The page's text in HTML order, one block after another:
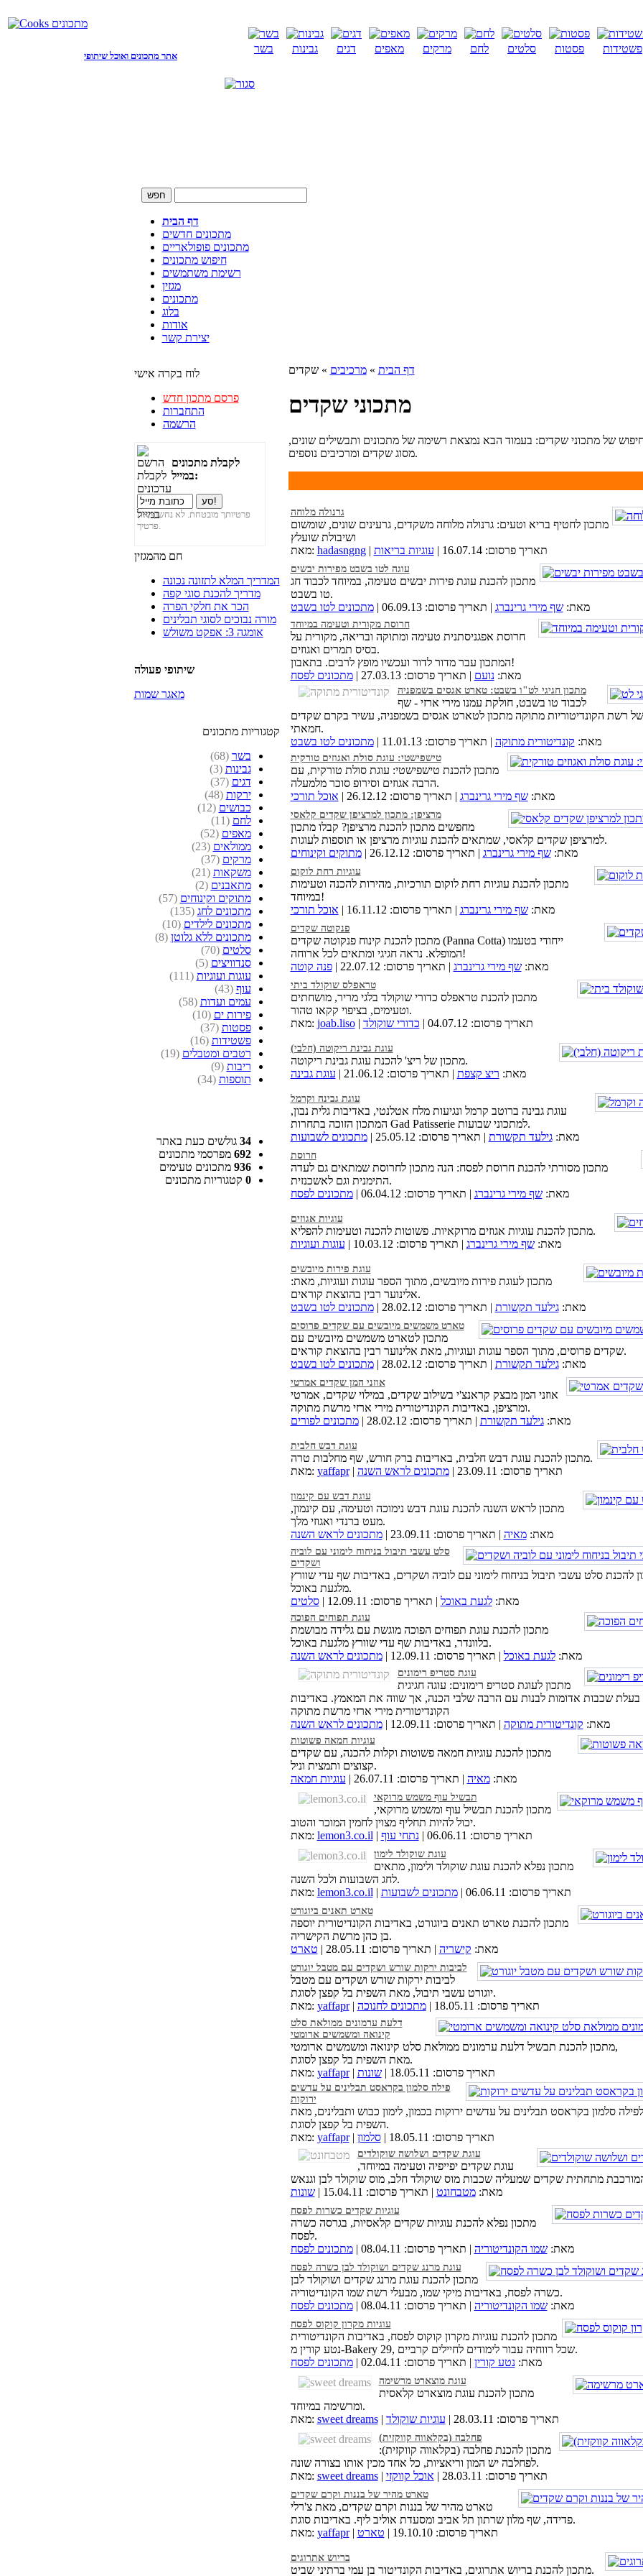
אתר מתכונים ואוכל שיתופי
בשר גבינות דגים מאפים מרקים לחם סלטים פסטות פשטידות
דף הבית
מתכונים חדשים
מתכונים פופולאריים
חיפוש מתכונים
רשימת משתמשים
מגזין
מתכונים
בלוג
אודות
יצירת קשר
לוח בקרה אישי
פרסם מתכון חדש
התחברות
הרשמה
לקבלת מתכונים
במייל:
פרטיותך מובטחת. לא נחשוף את
פרטיך.
חם מהמגזין
המדריך המלא לתזונה נכונה
מדריך להכנת סוגי קפה
הכר את חלקי הפרה
מורה נבוכים לסוגי תבלינים
אומגה 3: אפקט משולש
שיתופי פעולה
מאגר שמות
קטגוריות מתכונים
בשר (68)
גבינות (3)
דגים (37)
ירקות (48)
כבושים (12)
לחם (11)
מאפים (52)
ממולאים (23)
מרקים (37)
משקאות (21)
מתאבנים (2)
מתוקים וקינוחים (57)
מתכונים לחג (135)
מתכונים לילדים (10)
מתכונים ללא גלוטן (8)
סלטים (70)
סנדוויצים (5)
עוגות ועוגיות (111)
עוף (43)
עמים ועדות (58)
פירות ים (10)
פסטות (37)
פשטידות (16)
רטבים ומטבלים (19)
ריבות (9)
תוספות (34)
34 גולשים כעת באתר
692 מפרסמי מתכונים
936 מתכונים טעימים
0 קטגוריות מתכונים
דף הבית »מרכיבים » שקדים
מתכוני שקדים
של מתכוני שקדים: בעמוד הבא נמצאת רשימה של מתכונים ותבשילים שונים,
מסוג שקדים ומרכיבים נוספים.
גרנולה מלוחה
מתכון לחטיף בריא וטעים: גרנולה מלוחה משקדים, גרעינים שונים, שומשום
ושיבולת שועלץ
מאת: hadasngng | תאריך פרסום: 16.07.14 | עוגיות בריאות
עוגה לטו בשבט מפירות יבשים
מתכון להכנת עוגת פירות יבשים טעימה, במיוחד לכבוד חג
טו בשבט.
מאת:שף מירי גרינברג | תאריך פרסום: 06.09.13 | מתכונים לטו בשבט
חרוסת מקורית וטעימה במיוחד
חרוסת אפגניסתנית טעימה ומתוקה ובריאה, מקורית על
בסיס תמרים ואגוזים.
המתכון עבר מדור לדור ועכשיו מופץ לרבים. בתאבון!
מאת:נועם | תאריך פרסום: 27.03.13 | מתכונים לפסח
מתכון חגיגי לט"ו בשבט: טארט אגסים בשמפניה‎
לכבוד טו בשבט, חולקת עמנו מירי ארזי - שף
של רשת הקונדיטוריות מתוקה מתכון לטארט אגסים בשמפניה, עשיר בקרם שקדים
חמאתי.
מאת: קונדיטורית מתוקה | תאריך פרסום: 11.01.13 | מתכונים לטו בשבט
טישפישטי: עוגת סולת ואגוזים טורקית
מתכון להכנת טישפישטי: עוגת סולת טורקית, עם
הרבה אגוזים וסירופ סוכר מלמעלה.
מאת:שף מירי גרינברג | תאריך פרסום: 26.12.12 | אוכל תורכי
מרציפן: מתכון למרציפן שקדים קלאסי
מחפשים מתכון להכנת מרציפן? קבלו מתכון
למרציפן שקדים קלאסי, שמתאים להכנת עוגיות מרציפן או תוספות לעוגות.
מאת:שף מירי גרינברג | תאריך פרסום: 26.12.12 | מתוקים וקינוחים
עוגיות רחת לוקום
מתכון להכנת עוגיות רחת לוקום תורכיות, מהירות להכנה וטעימות
במיוחד!
מאת:שף מירי גרינברג | תאריך פרסום: 16.11.12 | אוכל תורכי
פנקוטה שקדים
מתכון להכנת קינוח פנקוטה שקדים (Panna Cotta) ייחודי בטעמו
המופלא. נראה חגיגי ומתאים לכל ארוחה!
מאת:שף מירי גרינברג | תאריך פרסום: 22.07.12 | פנה קוטה
טראפלס שוקולד ביתי
מתכון להכנת טראפלס כדורי שוקולד בלגי מריר, מושחתים
וטעימים, בציפוי קקאו טהור.
מאת: joab.liso | תאריך פרסום: 04.07.12 | כדורי שוקולד
עוגת גבינת ריקוטה (חלבי)
מתכון של ריצ' להכנת עוגת גבינת ריקוטה.
מאת: ריצ קצפת | תאריך פרסום: 21.06.12 | עוגת גבינה
עוגת גבינה וקרמל
עוגת גבינה ברוטב קרמל ונגיעות מלח אטלנטי, באדיבות גלית נבון,
המתכון הזוכה בתחרות Gad Patisserie למתכוני שבועות.
מאת:גילעד תקשורת | תאריך פרסום: 25.05.12 | מתכונים לשבועות
חרוסת
מתכון מסורתי להכנת חרוסת לפסח: הנה מתכון לחרוסת שמתאים גם לעדה
התימנית וגם לאשכנזית.
מאת:שף מירי גרינברג | תאריך פרסום: 06.04.12 | מתכונים לפסח
עוגיות אגוזים
מתכון להכנת עוגיות אגוזים מרוקאיות. פשוטות להכנה וטעימות להפליא.
מאת:שף מירי גרינברג | תאריך פרסום: 10.03.12 | עוגות ועוגיות
עוגת פירות מיובשים
מתכון לעוגת פירות מיובשים, מתוך הספר עוגות ועוגיות, מאת:
אלינוער רבין בהוצאת קוראים.
מאת:גילעד תקשורת | תאריך פרסום: 28.02.12 | מתכונים לטו בשבט
טארט משמשים מיובשים עם שקדים פרוסים
מתכון לטארט משמשים מיובשים עם
שקדים פרוסים, מתוך הספר עוגות ועוגיות, מאת אלינוער רבין בהוצאת קוראים.
מאת:גילעד תקשורת | תאריך פרסום: 28.02.12 | מתכונים לטו בשבט
אוזני המן שקדים אמרטי
אוזני המן מבצק קראנצ'י בשילוב שקדים, במילוי שקדים, אמרטי
ומרציפן, באדיבות הקונדיטורית מירי ארזי מרשת מתוקה.
מאת:גילעד תקשורת | תאריך פרסום: 28.02.12 | מתכונים לפורים
עוגת דבש חלבית
מתכון להכנת עוגת דבש חלבית, באדיבות ברק חורש, שף מחלבות טרה.
מאת: yaffapr | תאריך פרסום: 23.09.11 | מתכונים לראש השנה
עוגת דבש עם קינמון
מתכון לראש השנה להכנת עוגת דבש נימוכה וטעימה, עם קינמון,
מעט ברנדי ואגוזי מלך.
מאת:מאיה | תאריך פרסום: 23.09.11 | מתכונים לראש השנה
סלט עשבי תיבול בניחוח לימוני עם לוביה
ושקדים
להכנת סלט עשבי תיבול בניחוח לימוני עם לוביה ושקדים, באדיבות שף עדי שוורץ
מלגעת באוכל.
מאת:לגעת באוכל | תאריך פרסום: 12.09.11 | סלטים
עוגת תפוחים הפוכה
מתכון להכנת עוגת תפוחים הפוכה מוגשת עם גלידה מבושמת
בלוונדר, באדיבות שף עדי שוורץ מלגעת באוכל.
מאת:לגעת באוכל | תאריך פרסום: 12.09.11 | מתכונים לראש השנה
עוגת סטריפ רימונים
מתכון לעוגת סטריפ רימונים: עוגה חגיגית
בעלת שכבות אדומות לבנות עם הרבה שלבי הכנה, אך שווה את המאמץ. באדיבות
הקונדיטורית מירי ארזי מרשת מתוקה
מאת: קונדיטורית מתוקה | תאריך פרסום: 12.09.11 | מתכונים לראש השנה
עוגיות חמאה פשוטות
מתכון להכנת עוגיות חמאה פשוטות וקלות להכנה, עם שקדים
קצוצים ותמצית וניל.
מאת:מאיה | תאריך פרסום: 26.07.11 | עוגיות חמאה
תבשיל עוף משמש מרוקאי
מתכון להכנת תבשיל עוף ומשמש מרוקאי,
יכול להיות תחליף מצוין לחמין המוכר והטוב.
מאת: lemon3.co.il | תאריך פרסום: 06.06.11 | נתחי עוף
עוגת שוקולד לימון
מתכון נפלא להכנת עוגת שוקולד ולימון, מתאים
לחג השבועות ולכל השנה.
מאת: lemon3.co.il | תאריך פרסום: 06.06.11 | מתכונים לשבועות
טארט תאנים ביוגורט
מתכון להכנת טארט תאנים ביוגורט, באדיבות הקונדיטורית יוספה
בן כהן מרשת הקישריה.
מאת: קישריה | תאריך פרסום: 28.05.11 | טארט
לביבות ירקות שורש ושקדים עם מטבל יוגורט
לביבות ירקות שורש ושקדים עם מטבל
יוגורט עשבי תיבול, מאת השפית בל קפצן לסוגת.
מאת: yaffapr | תאריך פרסום: 18.05.11 | מתכונים לחנוכה
דלעת ערמונים ממולאת סלט
קינואה ומשמשים ארומטי
מתכון להכנת תבשיל דלעת ערמונים ממולאת סלט קינואה ומשמשים ארומטי,
מאת השפית בל קפצן לסוגת.
מאת: yaffapr | תאריך פרסום: 18.05.11 | שונות
פילה סלמון בקראסט תבלינים על עדשים
ירוקות
סלמון בקראסט תבלינים על עדשים ירוקות בכמון, לימון כבוש ותבלינים, מאת
השפית בל קפצן לסוגת.
מאת: yaffapr | תאריך פרסום: 18.05.11 | סלמון
עוגת שקדים ושלושה שוקולדים
עוגת שקדים יפייפיה וטעימה במיוחד,
מאת:מטבחונט | תאריך פרסום: 15.04.11 | שונות
עוגיות שקדים כשרות לפסח
מתכון נפלא להכנת עוגיות שקדים קלאסיות, בגרסה כשרה
לפסח.
מאת:שמו הקונדיטוריה | תאריך פרסום: 08.04.11 | מתכונים לפסח
עוגת מרנג שקדים ושוקולד לבן כשרה לפסח
מתכון להכנת עוגת מרנג שקדים ושוקולד לבן
כשרה לפסח, באדיבות מיקי שמו, מבעלי רשת שמו הקונדיטוריה.
מאת:שמו הקונדיטוריה | תאריך פרסום: 08.04.11 | מתכונים לפסח
עוגיות מקרון קוקוס לפסח
מתכון להכנת עוגיות מקרון קוקוס לפסח, באדיבות הקונדיטורית
נטע קורין מ-Bakery 29, שכל רווחיה עבור לימודים לחיילים קרביים.
מאת:נטע קורין | תאריך פרסום: 02.04.11 | מתכונים לפסח
עוגת מוצארט מרשימה
מתכון להכנת עוגת מוצארט קלאסית
ומרשימה במיוחד.
מאת: sweet dreams | תאריך פרסום: 28.03.11 | עוגיות שוקולד
פחלבה (בקלאווה קווקזית)
מתכון להכנת פחלבה (בקלאווה קווקזית):
לפחלבה יש המון וריאציות, כל אחד מכין אותו בצורה שונה.
מאת: sweet dreams | תאריך פרסום: 28.03.11 | אוכל קווקזי
טארט מהיר של בננות וקרם שקדים
טארט מהיר של בננות וקרם שקדים, מאת צ'רלי
פדידה, שף מלון שרתון תל אביב ומסעדת אוליב ליף. באדיבות סוגת.
מאת: yaffapr | תאריך פרסום: 19.10.10 | טארט
בריוש אתרוגים
מתכון להכנת בריוש אתרוגים, באדיבות הקונדיטור בן עמי ברתיני שביט.